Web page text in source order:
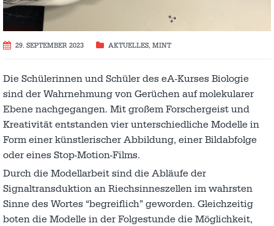
29. SEPTEMBER 2023 AKTUELLES, MINT
Die Schülerinnen und Schüler des eA-Kurses Biologie
sind der Wahrnehmung von Gerüchen auf molekularer
Ebene nachgegangen. Mit großem Forschergeist und
Kreativität entstanden vier unterschiedliche Modelle in
Form einer künstlerischer Abbildung, einer Bildabfolge
oder eines Stop-Motion-Films.
Durch die Modellarbeit sind die Abläufe der
Signaltransduktion an Riechsinneszellen im wahrsten
Sinne des Wortes “begreiflich” geworden. Gleichzeitig
boten die Modelle in der Folgestunde die Möglichkeit,